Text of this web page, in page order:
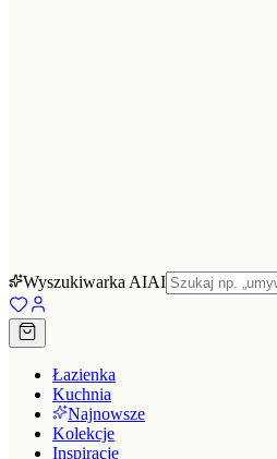
Wyszukiwarka AIAI
Łazienka
Kuchnia
Najnowsze
Kolekcje
Inspiracje